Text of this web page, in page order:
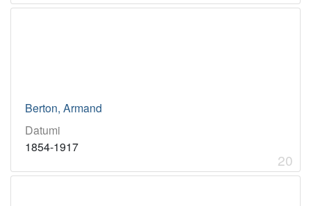
Berton, Armand
Datumi
1854-1917
20